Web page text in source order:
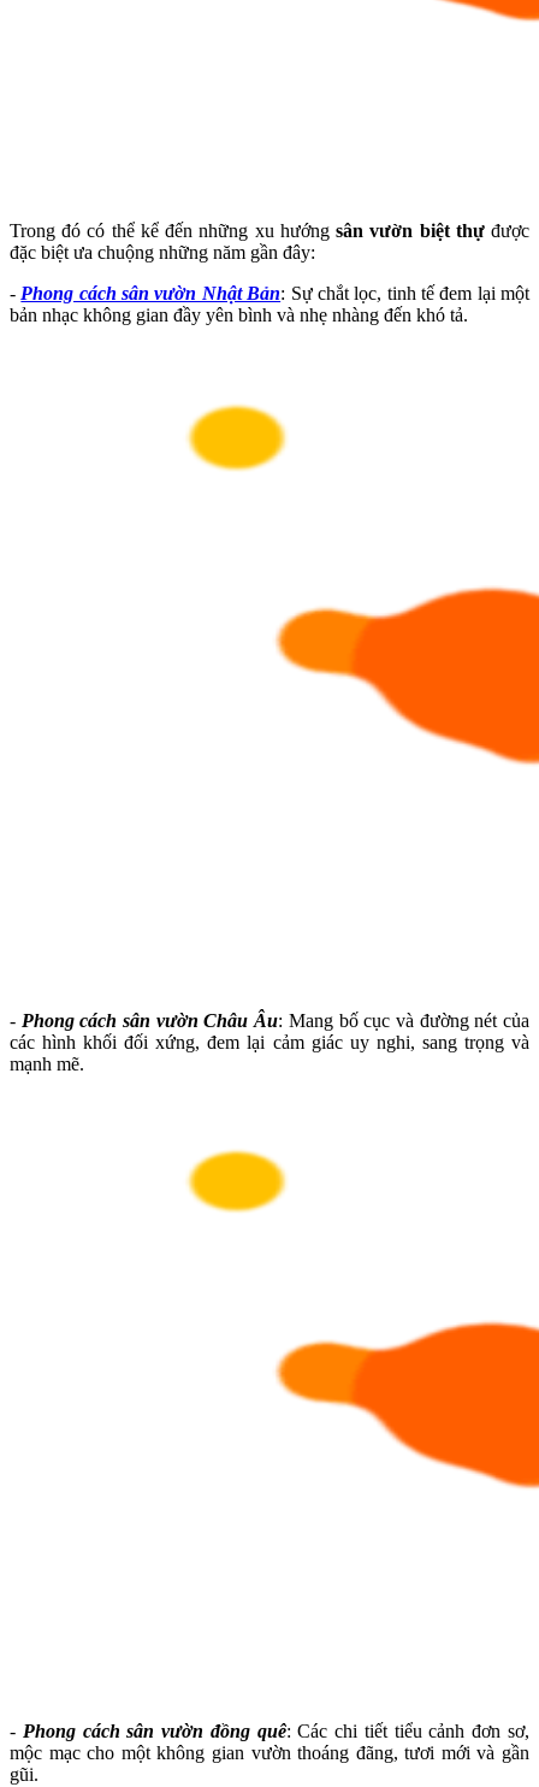
Trong đó có thể kể đến những xu hướngsân vườn biệt thựđược
đặc biệt ưa chuộng những năm gần đây:
- Phong cách sân vườn Nhật Bản: Sự chắt lọc, tinh tế đem lại một
bản nhạc không gian đầy yên bình và nhẹ nhàng đến khó tả.
- Phong cách sân vườn Châu Âu: Mang bố cục và đường nét của
các hình khối đối xứng, đem lại cảm giác uy nghi, sang trọng và
mạnh mẽ.
- Phong cách sân vườn đồng quê: Các chi tiết tiểu cảnh đơn sơ,
mộc mạc cho một không gian vườn thoáng đãng, tươi mới và gần
gũi.